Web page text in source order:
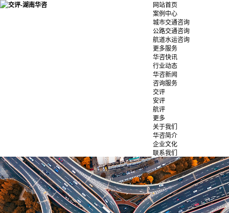
网站首页
案例中心
城市交通咨询
公路交通咨询
航道水运咨询
更多服务
华咨快讯
行业动态
华咨新闻
咨询服务
交评
安评
航评
更多
关于我们
华咨简介
企业文化
联系我们